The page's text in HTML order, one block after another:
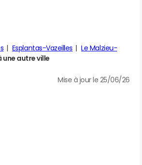
Esplantas-Vazeilles
Le Malzieu-
une autre ville
Mise à jour le 25/06/26